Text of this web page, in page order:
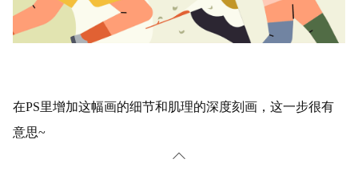
在PS里增加这幅画的细节和肌理的深度刻画，这一步很有
意思~